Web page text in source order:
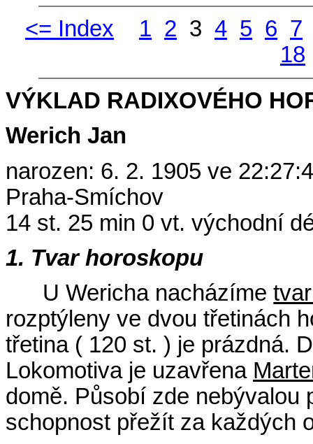
<= Index 1 2 3 4 5 6 7
18
VÝKLAD RADIXOVÉHO
Werich Jan
narozen: 6. 2. 1905 ve
Praha-Smíchov
14 st. 25 min 0 vt. východní
1. Tvar horoskopu
U Wericha nacházíme
rozptýleny ve dvou třetinách
třetina ( 120 st. ) je prázdná.
Lokomotiva je uzavřena
domě. Působí zde nebývalou
schopnost přežít za každých